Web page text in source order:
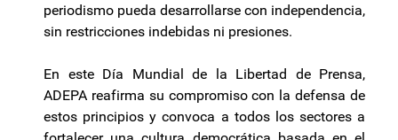
periodismo pueda desarrollarse con independencia,
sin restricciones indebidas ni presiones.
En este Día Mundial de la Libertad de Prensa,
ADEPA reafirma su compromiso con la defensa de
estos principios y convoca a todos los sectores a